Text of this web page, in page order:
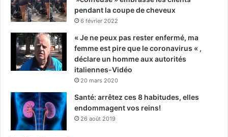
pendant la coupe de cheveux
6 février 2022
« Je ne peux pas rester enfermé, ma
femme est pire que le coronavirus « ,
déclare un homme aux autorités
italiennes-Vidéo
20 mars 2020
Santé: arrêtez ces 8 habitudes, elles
endommagent vos reins!
26 août 2019